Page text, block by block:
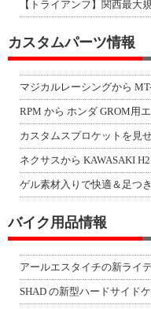
カスタムパーツ情報
バイク用品情報